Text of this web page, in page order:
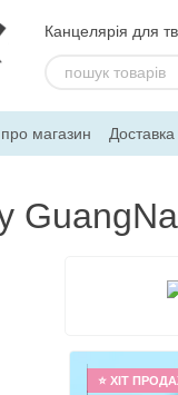
Канцелярія для
про магазин Доставка
користувача
Обмін
GuangNa
⭐ ХІТ